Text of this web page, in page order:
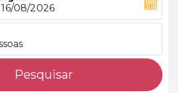
16/08/2026
Pesquisar